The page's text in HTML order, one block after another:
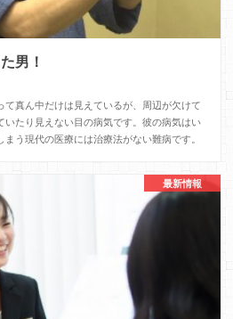
男！
て真ん中だけは見えているが、周辺が欠けて
いたり見えない目の病気です。彼の病気はい
う現代の医療には治療法がない難病です。
最新情報